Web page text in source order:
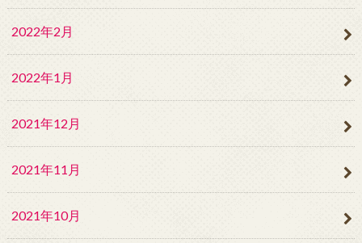
2022年2月
2022年1月
2021年12月
2021年11月
2021年10月